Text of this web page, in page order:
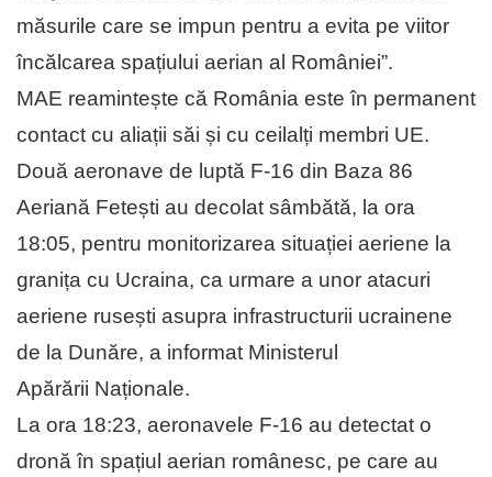
măsurile care se impun pentru a evita pe viitor
încălcarea spațiului aerian al României”.
MAE reamintește că România este în permanent
contact cu aliații săi și cu ceilalți membri UE.
Două aeronave de luptă F-16 din Baza 86
Aeriană Fetești au decolat sâmbătă, la ora
18:05, pentru monitorizarea situației aeriene la
granița cu Ucraina, ca urmare a unor atacuri
aeriene rusești asupra infrastructurii ucrainene
de la Dunăre, a informat Ministerul
Apărării Naționale.
La ora 18:23, aeronavele F-16 au detectat o
dronă în spațiul aerian românesc, pe care au